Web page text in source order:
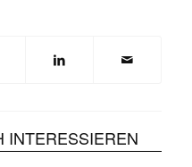
INTERESSIEREN